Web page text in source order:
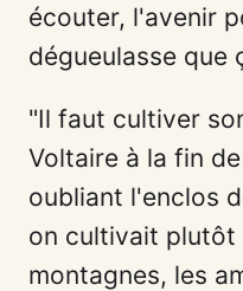
écouter, l'avenir
dégueulasse que
"Il faut cultiver
Voltaire à la fin de
oubliant l'enclos
on cultivait plutôt
montagnes, les